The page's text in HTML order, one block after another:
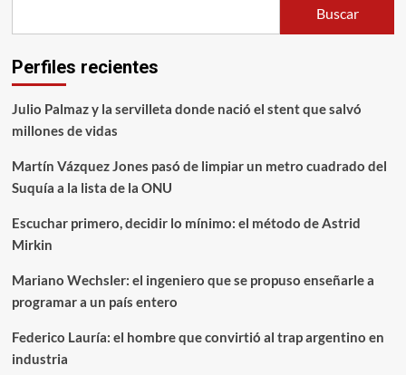
Buscar
Perfiles recientes
Julio Palmaz y la servilleta donde nació el stent que salvó
millones de vidas
Martín Vázquez Jones pasó de limpiar un metro cuadrado del
Suquía a la lista de la ONU
Escuchar primero, decidir lo mínimo: el método de Astrid
Mirkin
Mariano Wechsler: el ingeniero que se propuso enseñarle a
programar a un país entero
Federico Lauría: el hombre que convirtió al trap argentino en
industria